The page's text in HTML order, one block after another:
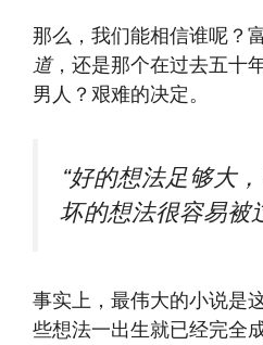
那么，我们能相信谁呢？
道，还是那个在过去五十
男人？艰难的决定。
“好的想法足够大
坏的想法很容易被
事实上，最伟大的小说是
些想法一出生就已经完全